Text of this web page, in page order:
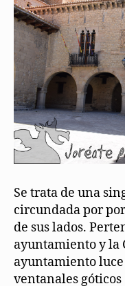
Se trata de una
circundada por
de sus lados.
ayuntamiento y la
ayuntamiento
ventanales